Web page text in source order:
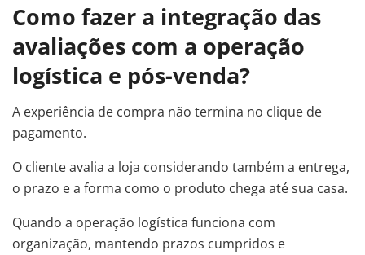
Como fazer a integração das
avaliações com a operação
logística e pós-venda?
A experiência de compra não termina no clique de
pagamento.
O cliente avalia a loja considerando também a entrega,
o prazo e a forma como o produto chega até sua casa.
Quando a operação logística funciona com
organização, mantendo prazos cumpridos e